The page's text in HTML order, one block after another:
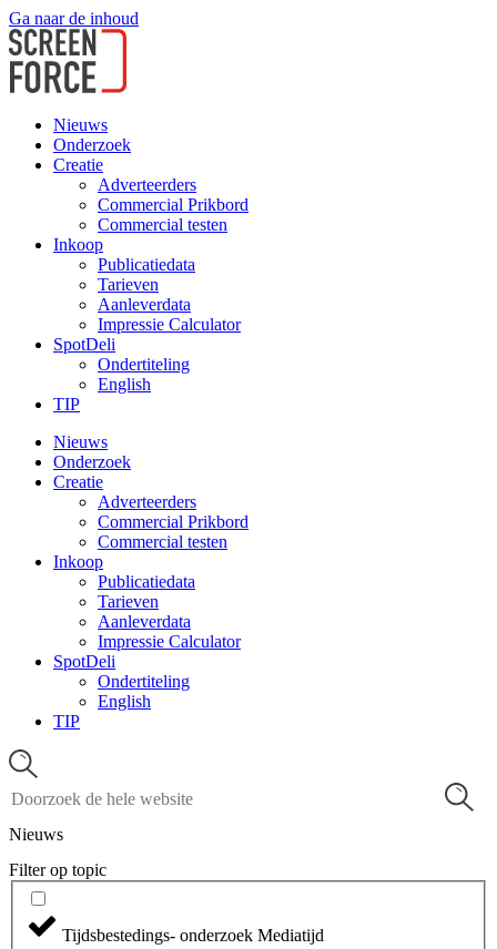
Ga naar de inhoud
Nieuws
Onderzoek
Creatie
Adverteerders
Commercial Prikbord
Commercial testen
Inkoop
Publicatiedata
Tarieven
Aanleverdata
Impressie Calculator
SpotDeli
Ondertiteling
English
TIP
Nieuws
Onderzoek
Creatie
Adverteerders
Commercial Prikbord
Commercial testen
Inkoop
Publicatiedata
Tarieven
Aanleverdata
Impressie Calculator
SpotDeli
Ondertiteling
English
TIP
Nieuws
Filter op topic
Tijdsbestedings- onderzoek Mediatijd